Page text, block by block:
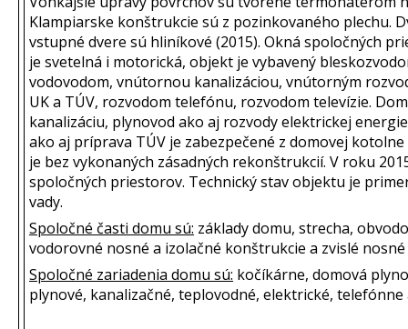
Klampiarske konštrukcie sú z pozinkovaného plechu.
vstupné dvere sú hliníkové (2015). Okná spoločných
je svetelná i motorická, objekt je vybavený
vodovodom, vnútornou kanalizáciou, vnútorným
UK a TÚV, rozvodom telefónu, rozvodom televízie.
kanalizáciu, plynovod ako aj rozvody elektrickej
ako aj príprava TÚV je zabezpečené z domovej
je bez vykonaných zásadných rekonštrukcií. V roku
spoločných priestorov. Technický stav objektu je
vady.
Spoločné časti domu sú: základy domu, strecha,
vodorovné nosné a izolačné konštrukcie a zvislé
Spoločné zariadenia domu sú: kočíkárne, domová
plynové, kanalizačné, teplovodné, elektrické,